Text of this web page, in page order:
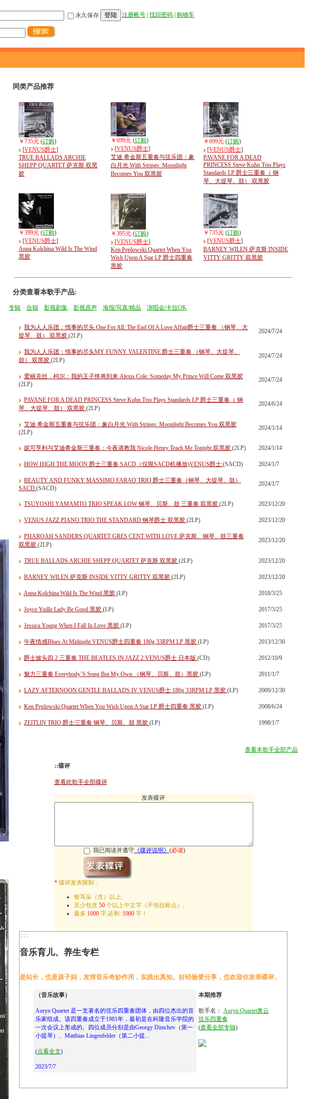
永久保存 登陆 注册帐号 找回密码 购物车
同类产品推荐
￥735元 (订购)
[VENUS爵士]
TRUE BALLADS ARCHIE
SHEPP QUARTET 萨克斯 双黑
胶
￥699元 (订购)
[VENUS爵士]
艾迪 希金斯五重奏与弦乐团：象
白月光 With Strings: Moonlight
Becomes You 双黑胶
￥699元 (订购)
[VENUS爵士]
PAVANE FOR A DEAD
PRINCESS Steve Kuhn Trio Plays
Standards LP 爵士三重奏（ 钢
琴、大提琴、鼓） 双黑胶
￥399元 (订购)
[VENUS爵士]
Anna Kolchina Wild Is The Wind
黑胶
￥395元 (订购)
[VENUS爵士]
Ken Peplowski Quartet When You
Wish Upon A Star LP 爵士四重奏
黑胶
￥735元 (订购)
[VENUS爵士]
BARNEY WILEN 萨克斯 INSIDE
VITTY GRITTY 双黑胶
分类查看本歌手产品:
专辑 合辑 影视剧集 影视原声 海报/写真/精品 演唱会/卡拉OK
我为人人乐团：情事的尽头 One For All: The End Of A Love Affair爵士三重奏 （钢琴、大
提琴、鼓） 双黑胶 (2LP)
2024/7/24
我为人人乐团：情事的尽头MY FUNNY VALENTINE 爵士三重奏 （钢琴、大提琴、
鼓） 双黑胶 (2LP)
2024/7/24
爱丽克丝．柯尔：我的王子终将到来 Alexis Cole: Someday My Prince Will Come 双黑胶
(2LP)
2024/7/24
PAVANE FOR A DEAD PRINCESS Steve Kuhn Trio Plays Standards LP 爵士三重奏（ 钢
琴、大提琴、鼓） 双黑胶 (2LP)
2024/6/24
艾迪 希金斯五重奏与弦乐团：象白月光 With Strings: Moonlight Becomes You 双黑胶
(2LP)
2024/1/14
妮可亨利与艾迪希金斯三重奏：今夜请教我 Nicole Henry Teach Me Tonight 双黑胶 (2LP) 2024/1/14
HOW HIGH THE MOON 爵士三重奏 SACD（仅限SACD机播放)VENUS爵士 (SACD) 2024/1/7
BEAUTY AND FUNKY MASSIMO FARAO TRIO 爵士三重奏（钢琴、大提琴、鼓）
SACD (SACD)
2024/1/7
TSUYOSHI YAMAMTO TRIO SPEAK LOW 钢琴、贝斯、鼓 三重奏 双黑胶 (2LP) 2023/12/20
VENUS JAZZ PIANO TRIO THE STANDARD 钢琴爵士 双黑胶 (2LP) 2023/12/20
PHAROAH SANDERS QUARTET GRES CENT WITH LOVE 萨克斯、钢琴、鼓三重奏
双黑胶 (2LP)
2023/12/20
TRUE BALLADS ARCHIE SHEPP QUARTET 萨克斯 双黑胶 (2LP) 2023/12/20
BARNEY WILEN 萨克斯 INSIDE VITTY GRITTY 双黑胶 (2LP) 2023/12/20
Anna Kolchina Wild Is The Wind 黑胶 (LP) 2018/3/25
Joyce Yuille Lady Be Good 黑胶 (LP) 2017/3/25
Jessica Young When I Fall In Love 黑胶 (LP) 2017/3/25
午夜情感Blues At Midnight VENUS爵士四重奏 180g 33RPM LP 黑胶 (LP) 2013/12/30
爵士披头四 2 三重奏 THE BEATLES IN JAZZ 2 VENUS爵士 日本版 (CD) 2012/10/9
魅力三重奏 Everybody`S Song But My Own （钢琴、贝斯、鼓）黑胶 (LP) 2011/1/7
LAZY AFTERNOON GENTLE BALLADS IV VENUS爵士 180g 33RPM LP 黑胶 (LP) 2009/12/30
Ken Peplowski Quartet When You Wish Upon A Star LP 爵士四重奏 黑胶 (LP) 2008/6/24
ZEITLIN TRIO 爵士三重奏 钢琴、贝斯、鼓 黑胶 (LP) 1998/1/7
查看本歌手全部产品
::碟评
查看此歌手全部碟评
发表碟评
我已阅读并遵守《碟评说明 》 (必读)
* 碟评发表限制：
银耳朵（含）以上;
至少包含 50个以上中文字（不包括标点）,
最多 1000字,还剩: 1000字！
: : :
音乐育儿、养生专栏
是站长，也是孩子妈，发挥音乐奇妙作用，实践出真知。好经验要分享，也欢迎你发表碟评。
（音乐故事）
Auryn Quartet 是一支著名的弦乐四重奏团体，由四位杰出的音
乐家组成。该四重奏成立于1981年，最初是在科隆音乐学院的
一次会议上形成的。四位成员分别是由Georgy Dimchev（第一
小提琴）、Matthias Lingenfelder（第二小提...
(点看全文)
2023/7/7
本期推荐
歌手名： Auryn Quartet奥云
弦乐四重奏
(查看全部专辑)